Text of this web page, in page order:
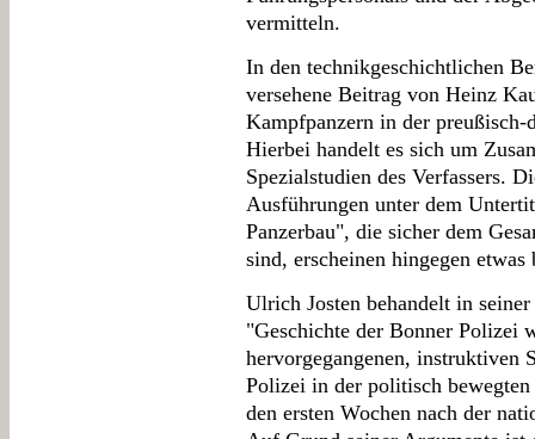
vermitteln.
In den technikgeschichtlichen
versehene Beitrag von Heinz
Kampfpanzern in der
Hierbei handelt es sich um
Spezialstudien des Verfassers.
Ausführungen unter dem
Panzerbau", die sicher dem
sind, erscheinen hingegen etwas
Ulrich Josten behandelt in
"Geschichte der Bonner Polizei
hervorgegangenen, instruktiven
Polizei in der politisch
den ersten Wochen nach der